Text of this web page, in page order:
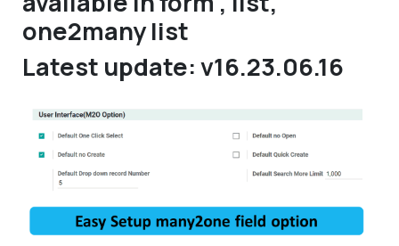
one2many list
Latest update: v16.23.06.16